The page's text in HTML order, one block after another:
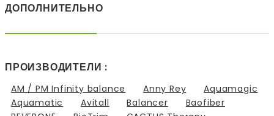
ДОПОЛНИТЕЛЬНО
ПРОИЗВОДИТЕЛИ :
AM / PM Infinity balance Anny Rey
Aquamagic
Aquamatic
Avitall Balancer
Baofiber